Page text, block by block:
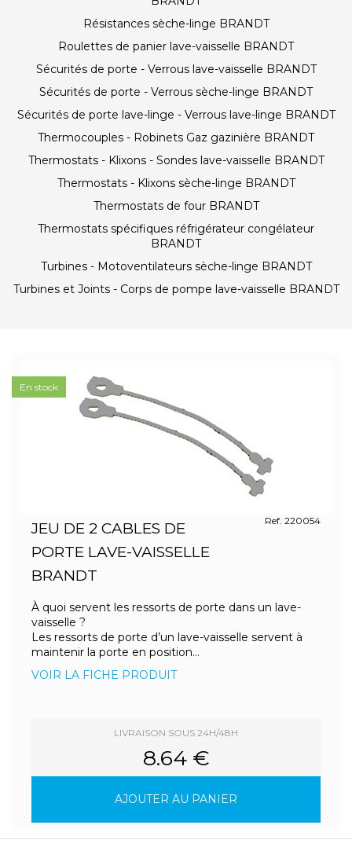
Résistances sèche-linge BRANDT
Roulettes de panier lave-vaisselle BRANDT
Sécurités de porte - Verrous lave-vaisselle BRANDT
Sécurités de porte - Verrous sèche-linge BRANDT
Sécurités de porte lave-linge - Verrous lave-linge BRANDT
Thermocouples - Robinets Gaz gazinière BRANDT
Thermostats - Klixons - Sondes lave-vaisselle BRANDT
Thermostats - Klixons sèche-linge BRANDT
Thermostats de four BRANDT
Thermostats spécifiques réfrigérateur congélateur
BRANDT
Turbines - Motoventilateurs sèche-linge BRANDT
Turbines et Joints - Corps de pompe lave-vaisselle BRANDT
JEU DE 2 CABLES DE
PORTE LAVE-VAISSELLE
BRANDT
Ref. 220054
À quoi servent les ressorts de porte dans un lave-
vaisselle ?
Les ressorts de porte d’un lave-vaisselle servent à
maintenir la porte en position...
VOIR LA FICHE PRODUIT
LIVRAISON SOUS 24H/48H
8.64 €
AJOUTER AU PANIER
En stock